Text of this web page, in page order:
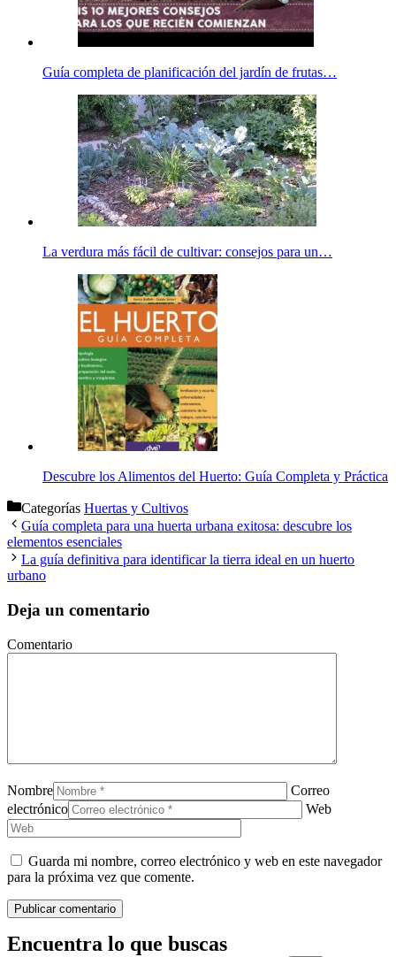
Guía completa de planificación del jardín de frutas…
La verdura más fácil de cultivar: consejos para un…
Descubre los Alimentos del Huerto: Guía Completa y Práctica
Categorías Huertas y Cultivos
Guía completa para una huerta urbana exitosa: descubre los
elementos esenciales
La guía definitiva para identificar la tierra ideal en un huerto
urbano
Deja un comentario
Comentario
Nombre
Correo
electrónico
Web
Guarda mi nombre, correo electrónico y web en este navegador
para la próxima vez que comente.
Encuentra lo que buscas